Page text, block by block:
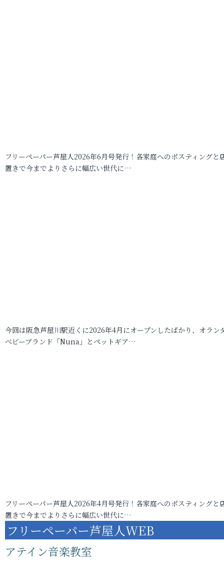
フリーペーパー芦屋人2026年6月号発行！各家庭へのポスティングと
置きで今までよりさらに幅広い世代に…
今回は阪急芦屋川駅近くに2026年4月にオープンしたばかり、オラン
ベビーブランド「Nuna」とペットギア…
フリーペーパー芦屋人2026年4月号発行！各家庭へのポスティングと
置きで今までよりさらに幅広い世代に…
フリーペーパー芦屋人WEB
アテイン音楽教室